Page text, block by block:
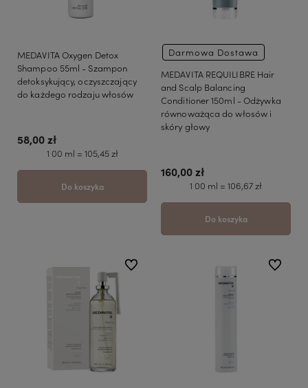
MEDAVITA Oxygen Detox
Shampoo 55ml - Szampon
detoksykujący, oczyszczający
do każdego rodzaju włosów
58,00 zł
1 00 ml = 105,45 zł
Do koszyka
Darmowa Dostawa
MEDAVITA REQUILIBRE Hair
and Scalp Balancing
Conditioner 150ml - Odżywka
równoważąca do włosów i
skóry głowy
160,00 zł
1 00 ml = 106,67 zł
Do koszyka
do ulubionych do